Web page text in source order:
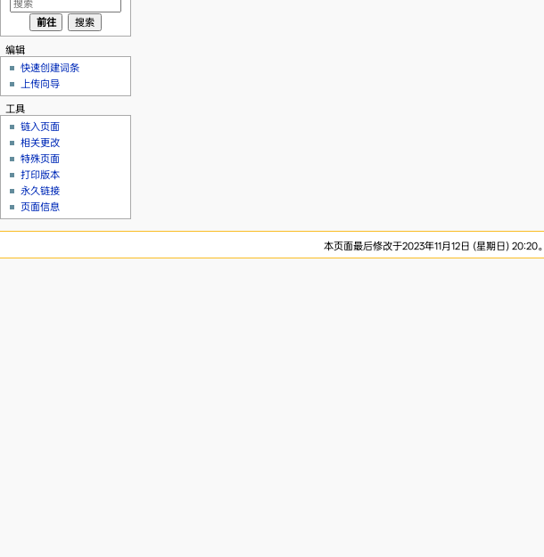
编辑
快速创建词条
上传向导
工具
链入页面
相关更改
特殊页面
打印版本
永久链接
页面信息
本页面最后修改于2023年11月12日 (星期日) 20:20。